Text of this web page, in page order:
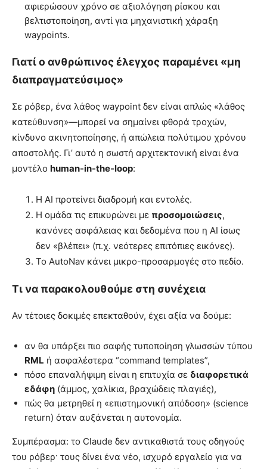
αφιερώσουν χρόνο σε αξιολόγηση ρίσκου και
βελτιστοποίηση, αντί για μηχανιστική χάραξη
waypoints.
Γιατί ο ανθρώπινος έλεγχος παραμένει «μη
διαπραγματεύσιμος»
Σε ρόβερ, ένα λάθος waypoint δεν είναι απλώς «λάθος
κατεύθυνση»—μπορεί να σημαίνει φθορά τροχών,
κίνδυνο ακινητοποίησης, ή απώλεια πολύτιμου χρόνου
αποστολής. Γι’ αυτό η σωστή αρχιτεκτονική είναι ένα
μοντέλο human-in-the-loop:
Η AI προτείνει διαδρομή και εντολές.
Η ομάδα τις επικυρώνει με προσομοιώσεις,
κανόνες ασφάλειας και δεδομένα που η AI ίσως
δεν «βλέπει» (π.χ. νεότερες επιτόπιες εικόνες).
Το AutoNav κάνει μικρο-προσαρμογές στο πεδίο.
Τι να παρακολουθούμε στη συνέχεια
Αν τέτοιες δοκιμές επεκταθούν, έχει αξία να δούμε:
αν θα υπάρξει πιο σαφής τυποποίηση γλωσσών τύπου
RML ή ασφαλέστερα “command templates”,
πόσο επαναλήψιμη είναι η επιτυχία σε διαφορετικά
εδάφη (άμμος, χαλίκια, βραχώδεις πλαγιές),
πώς θα μετρηθεί η «επιστημονική απόδοση» (science
return) όταν αυξάνεται η αυτονομία.
Συμπέρασμα: το Claude δεν αντικαθιστά τους οδηγούς
του ρόβερ· τους δίνει ένα νέο, ισχυρό εργαλείο για να